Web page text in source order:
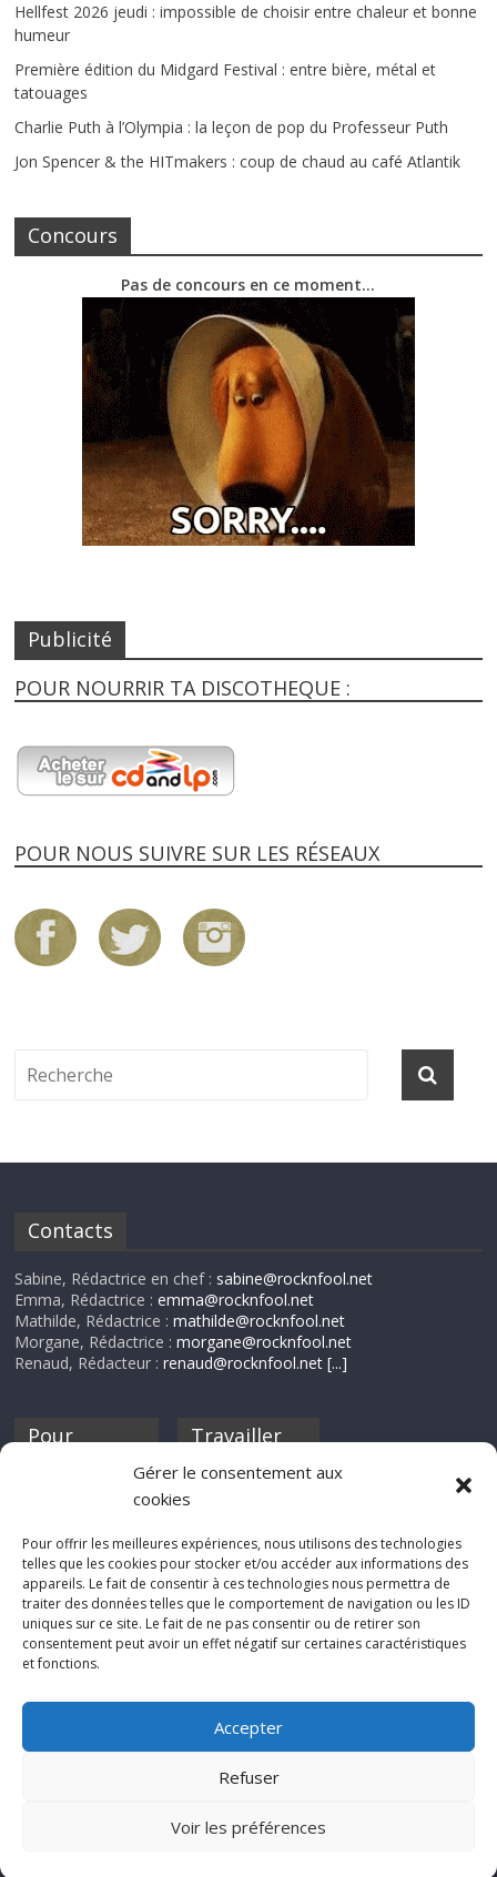
Gérer le consentement aux
cookies
Pour offrir les meilleures expériences, nous utilisons des technologies
telles que les cookies pour stocker et/ou accéder aux informations des
appareils. Le fait de consentir à ces technologies nous permettra de
traiter des données telles que le comportement de navigation ou les ID
uniques sur ce site. Le fait de ne pas consentir ou de retirer son
consentement peut avoir un effet négatif sur certaines caractéristiques
et fonctions.
Accepter
Refuser
Voir les préférences
Hellfest 2026 jeudi : impossible de choisir entre chaleur et bonne
humeur
Première édition du Midgard Festival : entre bière, métal et
tatouages
Charlie Puth à l’Olympia : la leçon de pop du Professeur Puth
Jon Spencer & the HITmakers : coup de chaud au café Atlantik
Concours
Pas de concours en ce moment…
Publicité
POUR NOURRIR TA DISCOTHEQUE :
POUR NOUS SUIVRE SUR LES RÉSEAUX
Contacts
Sabine, Rédactrice en chef : sabine@rocknfool.net
Emma, Rédactrice :emma@rocknfool.net
Mathilde, Rédactrice :mathilde@rocknfool.net
Morgane, Rédactrice :morgane@rocknfool.net
Renaud, Rédacteur :renaud@rocknfool.net [...]
Pour
discothèque
Travailler
Si tu souhaites
Rocknfool, n'hésite
pas à nous envoyer
tes chroniques de
concerts, de films,
séries ou des billets
d'humeur :
net